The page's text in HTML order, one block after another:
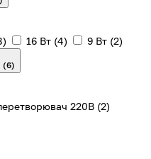
16 Вт (4) 9 Вт (2)
(6)
220В (2)